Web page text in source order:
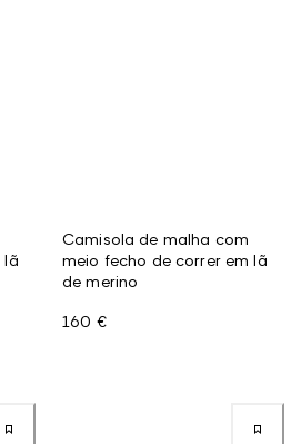
lã
Camisola de malha com
meio fecho de correr em lã
de merino
160 €